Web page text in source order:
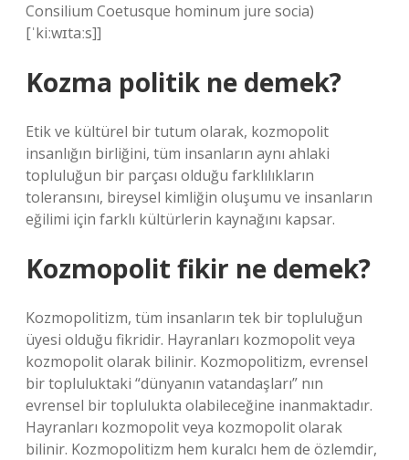
Consilium Coetusque hominum jure socia)
[ˈkiːwɪtaːs]]
Kozma politik ne demek?
Etik ve kültürel bir tutum olarak, kozmopolit
insanlığın birliğini, tüm insanların aynı ahlaki
topluluğun bir parçası olduğu farklılıkların
toleransını, bireysel kimliğin oluşumu ve insanların
eğilimi için farklı kültürlerin kaynağını kapsar.
Kozmopolit fikir ne demek?
Kozmopolitizm, tüm insanların tek bir topluluğun
üyesi olduğu fikridir. Hayranları kozmopolit veya
kozmopolit olarak bilinir. Kozmopolitizm, evrensel
bir topluluktaki “dünyanın vatandaşları” nın
evrensel bir toplulukta olabileceğine inanmaktadır.
Hayranları kozmopolit veya kozmopolit olarak
bilinir. Kozmopolitizm hem kuralcı hem de özlemdir,